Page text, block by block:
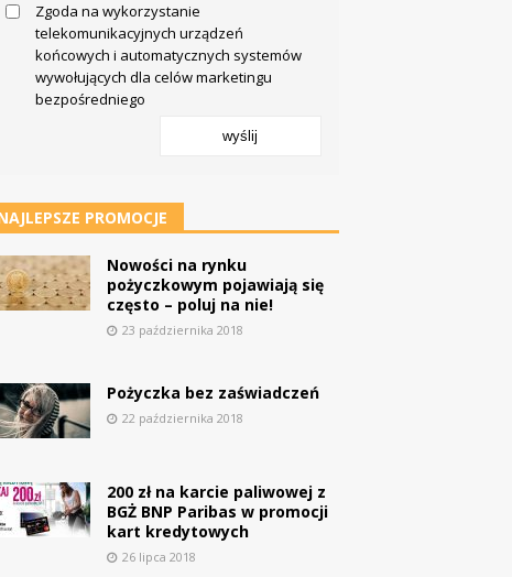
Zgoda na wykorzystanie
telekomunikacyjnych urządzeń
końcowych i automatycznych systemów
wywołujących dla celów marketingu
bezpośredniego
wyślij
PROMOCJE
Nowości na rynku
pożyczkowym pojawiają się
często – poluj na nie!
23 października 2018
Pożyczka bez zaświadczeń
22 października 2018
200 zł na karcie paliwowej z
BGŻ BNP Paribas w promocji
kart kredytowych
26 lipca 2018